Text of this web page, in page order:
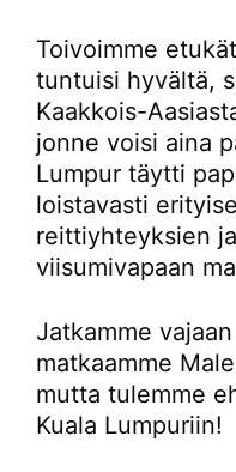
Toivoimme
tuntuisi hyvältä,
Kaakkois-
jonne voisi aina
Lumpur täytti
loistavasti
reittiyhteyksien
viisumivapaan
Jatkamme
matkaamme
mutta tulemme
Kuala Lumpuriin!